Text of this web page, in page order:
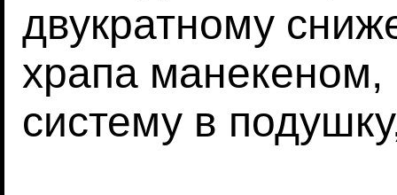
двукратному
храпа
систему в